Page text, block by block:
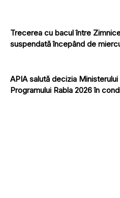
Trecerea cu bacul între
suspendată începând de
APIA salută decizia
Programului Rabla 2026 în